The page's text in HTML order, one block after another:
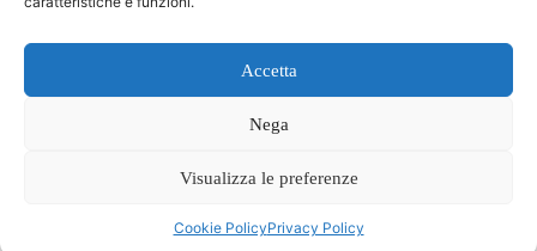
Accetta
Nega
Visualizza le preferenze
Cookie PolicyPrivacy Policy